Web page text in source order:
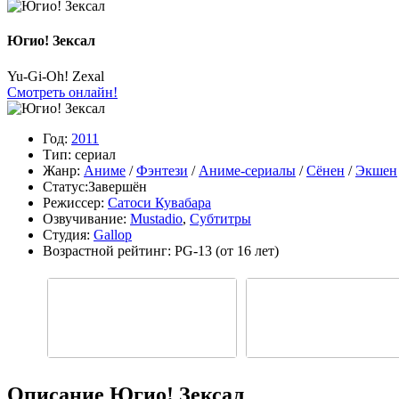
Югио! Зексал
Yu-Gi-Oh! Zexal
Смотреть онлайн!
Год: 2011
Тип: сериал
Жанр: Аниме /Фэнтези / Аниме-сериалы /Сёнен /Экшен
Статус:Завершён
Режиссер: Сатоси Кувабара
Озвучивание: Mustadio, Субтитры
Студия: Gallop
Возрастной рейтинг: PG-13 (от 16 лет)